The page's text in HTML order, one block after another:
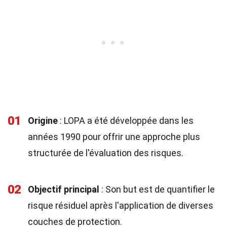
01 Origine : LOPA a été développée dans les
années 1990 pour offrir une approche plus
structurée de l'évaluation des risques.
02 Objectif principal : Son but est de quantifier le
risque résiduel après l'application de diverses
couches de protection.